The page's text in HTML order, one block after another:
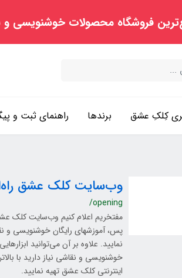
فروشگاه محصولات خوشنویسی و
کِلکِ عشق برندها راهنمای ثبت و
وب‌سایت کلک عشق
/opening
مفتخریم اعلام کنیم وب‌سایت کلک
پس، آموزشهای رایگان خوشنویسی و
نمایید. علاوه بر آن می‌توانید
خوشنویسی و نقاشی نیاز دارید با
اینترنتی کلک عشق تهیه نمایید.